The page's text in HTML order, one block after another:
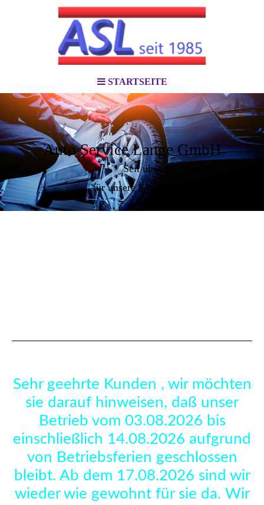
STARTSEITE
Auto Service Lange GmbH
Seit über 40 Jahren im Dienst
für unsere Kunden
Sehr geehrte Kunden , wir möchten
sie darauf hinweisen, daß unser
Betrieb vom 03.08.2026 bis
einschließlich 14.08.2026 aufgrund
von Betriebsferien geschlossen
bleibt. Ab dem 17.08.2026 sind wir
wieder wie gewohnt für sie da. Wir